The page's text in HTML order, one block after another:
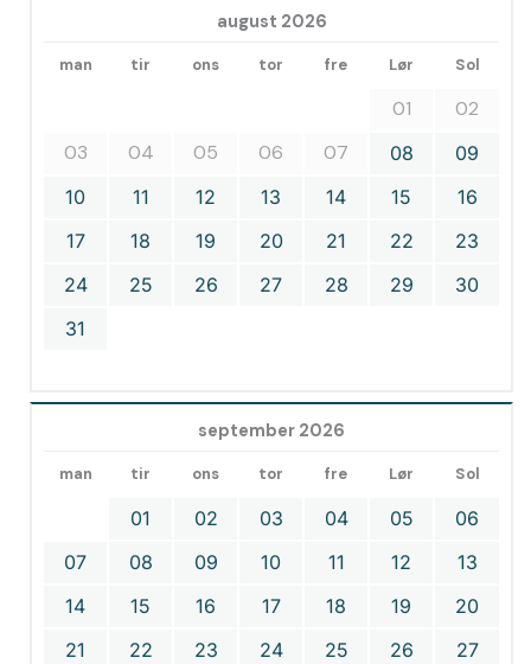
august 2026
man tir ons tor fre Lør Sol
01
02
03
04 05 06 07 08
09
10
11 12 13 14 15
16
17
18 19 20 21 22
23
24
25 26 27 28 29
30
31
september 2026
man tir ons tor fre Lør Sol
01 02 03 04 05
06
07
08 09 10 11 12
13
14
15 16 17 18 19
20
21
22 23 24 25 26
27